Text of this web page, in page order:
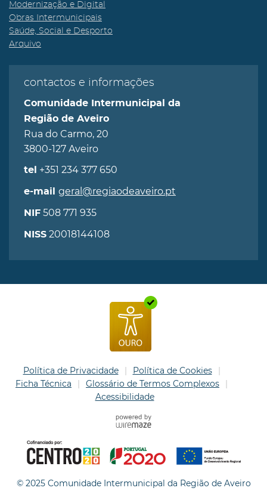
Modernização e Digital
Obras Intermunicipais
Saúde, Social e Desporto
Arquivo
contactos e informações
Comunidade Intermunicipal da
Região de Aveiro
Rua do Carmo, 20
3800-127 Aveiro
tel +351 234 377 650
e-mail geral@regiaodeaveiro.pt
NIF 508 771 935
NISS 20018144108
Política de Privacidade
Política de Cookies
Ficha Técnica
Glossário de Termos Complexos
Acessibilidade
© 2025 Comunidade Intermunicipal da Região de Aveiro